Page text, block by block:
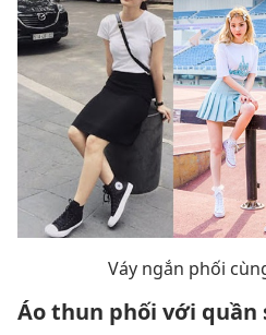
Váy ngắn phối
Áo thun phối với quần